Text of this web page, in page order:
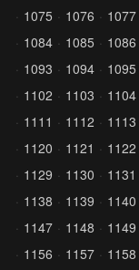
1075
1076 1077
1084
1085 1086
1093
1094 1095
1102
1103 1104
1111
1112 1113
1120
1121 1122
1129
1130 1131
1138
1139 1140
1147
1148 1149
1156
1157 1158